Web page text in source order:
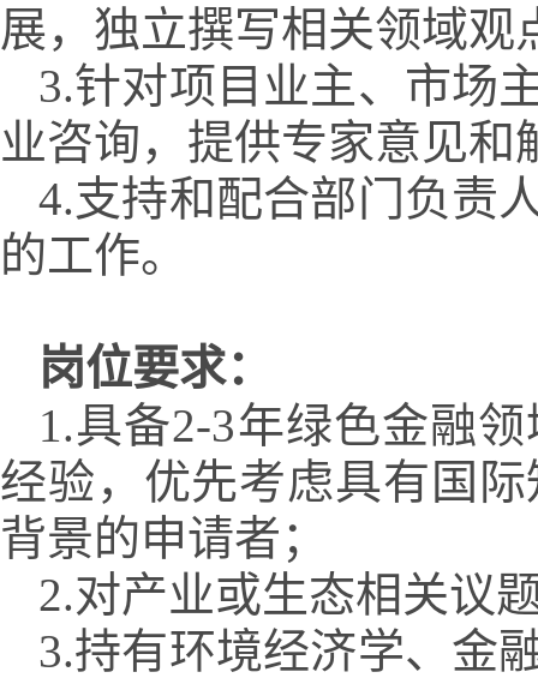
展，独立撰写相关领域观
3.针对项目业主、市场
业咨询，提供专家意见和
4.支持和配合部门负责
的工作。
岗位要求：
1.具备2-3年绿色金融
经验，优先考虑具有国
背景的申请者；
2.对产业或生态相关议
3.持有环境经济学、金